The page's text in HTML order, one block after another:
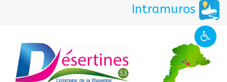
Intramuros